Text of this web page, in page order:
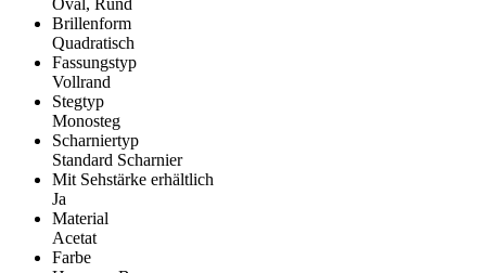
Oval, Rund
Brillenform
Quadratisch
Fassungstyp
Vollrand
Stegtyp
Monosteg
Scharniertyp
Standard Scharnier
Mit Sehstärke erhältlich
Ja
Material
Acetat
Farbe